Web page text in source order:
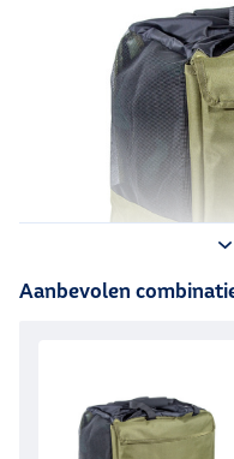
Aanbevolen